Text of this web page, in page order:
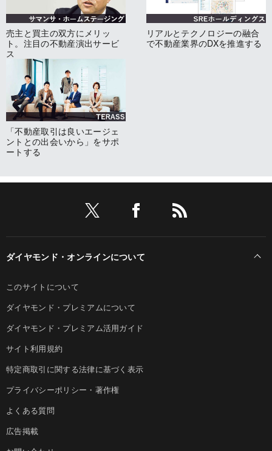
売主と買主の双方にメリッ
ト。注目の不動産演出サービ
ス
リアルとテクノロジーの融合
で不動産業界のDXを推進する
「不動産取引は良いエージェ
ントとの出会いから」をサポ
ートする
ダイヤモンド・オンラインについて
このサイトについて
ダイヤモンド・プレミアムについて
ダイヤモンド・プレミアム活用ガイド
サイト利用規約
特定商取引に関する法律に基づく表示
プライバシーポリシー・著作権
よくある質問
広告掲載